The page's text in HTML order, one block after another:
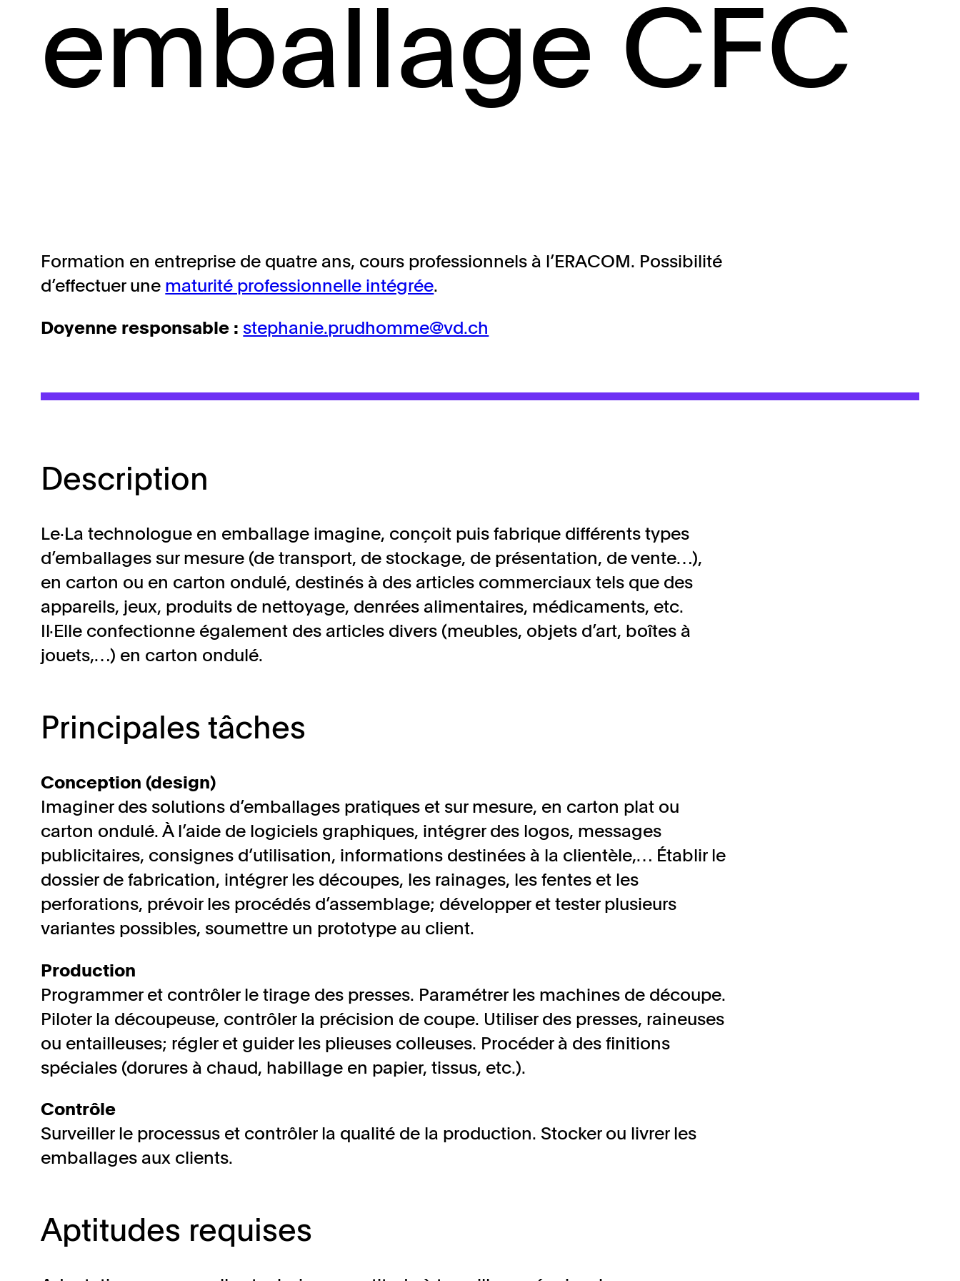
emballage CFC
Formation en entreprise de quatre ans, cours professionnels à l’ERACOM. Possibilité
d’effectuer une maturité professionnelle intégrée.
Doyenne responsable : stephanie.prudhomme@vd.ch
Description
Le·La technologue en emballage imagine, conçoit puis fabrique différents types
d’emballages sur mesure (de transport, de stockage, de présentation, de vente…),
en carton ou en carton ondulé, destinés à des articles commerciaux tels que des
appareils, jeux, produits de nettoyage, denrées alimentaires, médicaments, etc.
Il·Elle confectionne également des articles divers (meubles, objets d’art, boîtes à
jouets,…) en carton ondulé.
Principales tâches
Conception (design)
Imaginer des solutions d’emballages pratiques et sur mesure, en carton plat ou
carton ondulé. À l’aide de logiciels graphiques, intégrer des logos, messages
publicitaires, consignes d’utilisation, informations destinées à la clientèle,… Établir le
dossier de fabrication, intégrer les découpes, les rainages, les fentes et les
perforations, prévoir les procédés d’assemblage; développer et tester plusieurs
variantes possibles, soumettre un prototype au client.
Production
Programmer et contrôler le tirage des presses. Paramétrer les machines de découpe.
Piloter la découpeuse, contrôler la précision de coupe. Utiliser des presses, raineuses
ou entailleuses; régler et guider les plieuses colleuses. Procéder à des finitions
spéciales (dorures à chaud, habillage en papier, tissus, etc.).
Contrôle
Surveiller le processus et contrôler la qualité de la production. Stocker ou livrer les
emballages aux clients.
Aptitudes requises